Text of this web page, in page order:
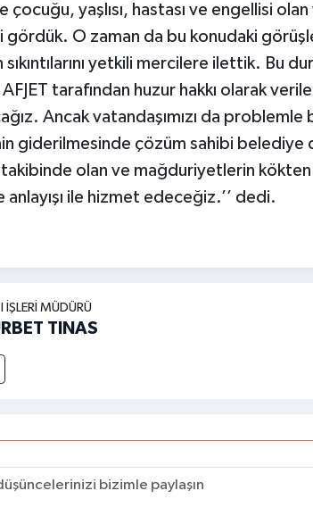
yaşlısı, hastası ve engellisi olan
O zaman da bu konudaki
sıkıntılarını yetkili mercilere ilettik. Bu
tarafından huzur hakkı olarak
Ancak vatandaşımızı da problemle
giderilmesinde çözüm sahibi belediye
takibinde olan ve mağduriyetlerin
ile hizmet edeceğiz.’’ dedi.
İŞLERI MÜDÜRÜ
TINAS